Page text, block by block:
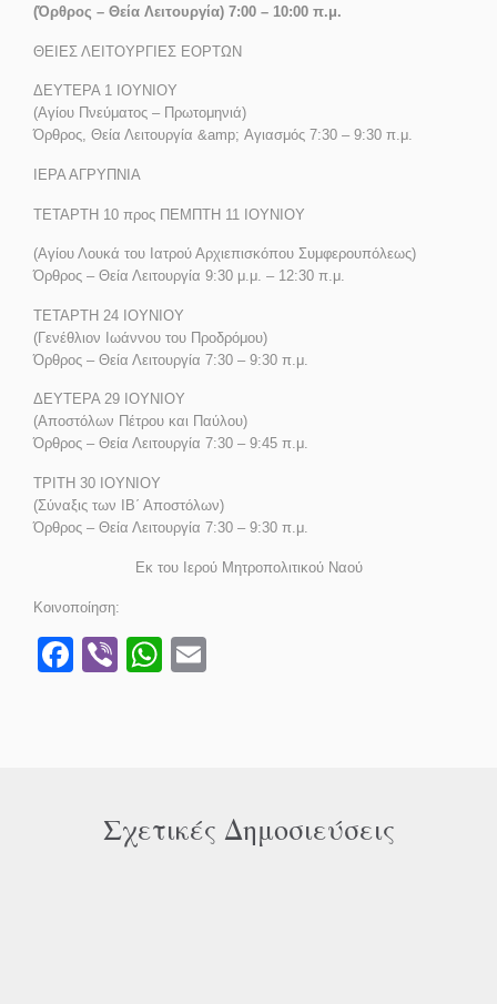
(Όρθρος – Θεία Λειτουργία) 7:00 – 10:00 π.μ.
ΘΕΙΕΣ ΛΕΙΤΟΥΡΓΙΕΣ ΕΟΡΤΩΝ
ΔΕΥΤΕΡΑ 1 ΙΟΥΝΙΟΥ
(Αγίου Πνεύματος – Πρωτομηνιά)
Όρθρος, Θεία Λειτουργία &amp; Αγιασμός 7:30 – 9:30 π.μ.
ΙΕΡΑ ΑΓΡΥΠΝΙΑ
ΤΕΤΑΡΤΗ 10 προς ΠΕΜΠΤΗ 11 ΙΟΥΝΙΟΥ
(Αγίου Λουκά του Ιατρού Αρχιεπισκόπου Συμφερουπόλεως)
Όρθρος – Θεία Λειτουργία 9:30 μ.μ. – 12:30 π.μ.
ΤΕΤΑΡΤΗ 24 ΙΟΥΝΙΟΥ
(Γενέθλιον Ιωάννου του Προδρόμου)
Όρθρος – Θεία Λειτουργία 7:30 – 9:30 π.μ.
ΔΕΥΤΕΡΑ 29 ΙΟΥΝΙΟΥ
(Αποστόλων Πέτρου και Παύλου)
Όρθρος – Θεία Λειτουργία 7:30 – 9:45 π.μ.
ΤΡΙΤΗ 30 ΙΟΥΝΙΟΥ
(Σύναξις των ΙΒ΄ Αποστόλων)
Όρθρος – Θεία Λειτουργία 7:30 – 9:30 π.μ.
Εκ του Ιερού Μητροπολιτικού Ναού
Κοινοποίηση:
Facebook
ViberWhatsApp
Σχετικές Δημοσιεύσεις